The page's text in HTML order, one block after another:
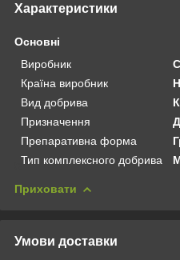
Характеристики
Основні
Виробник
Країна виробник
Вид добрива
Призначення
Препаративна форма
Тип комплексного добрива
Приховати
Умови доставки